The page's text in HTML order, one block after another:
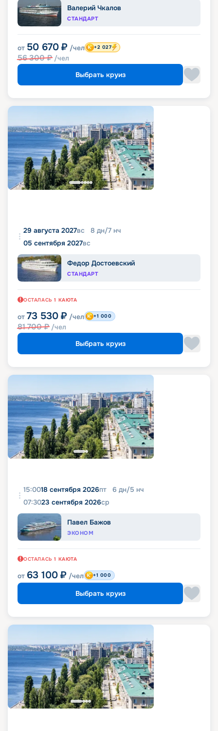
Валерий Чкалов
СТАНДАРТ
от 50 670 ₽ /чел
56 300₽ /чел
+2 027
Выбрать круиз
29 августа 2027вс 8 дн/7 нч
05 сентября 2027вс
Федор Достоевский
СТАНДАРТ
ОСТАЛАСЬ 1 КАЮТА
от 73 530 ₽ /чел
81 700₽ /чел
+1 000
Выбрать круиз
15:0018 сентября 2026пт 6 дн/5 нч
07:3023 сентября 2026ср
Павел Бажов
ЭКОНОМ
ОСТАЛАСЬ 1 КАЮТА
от 63 100 ₽ /чел +1 000
Выбрать круиз